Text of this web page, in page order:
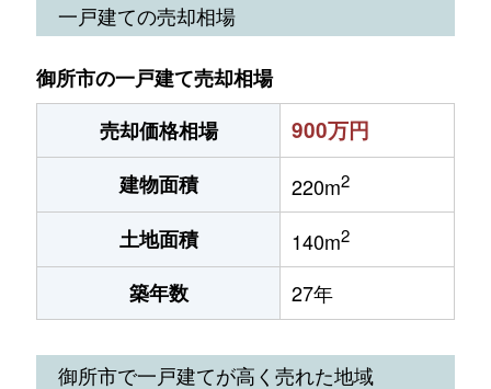
一戸建ての売却相場
御所市の一戸建て売却相場
売却価格相場
900万円
建物面積 220m2
土地面積 140m2
築年数 27年
御所市で一戸建てが高く売れた地域